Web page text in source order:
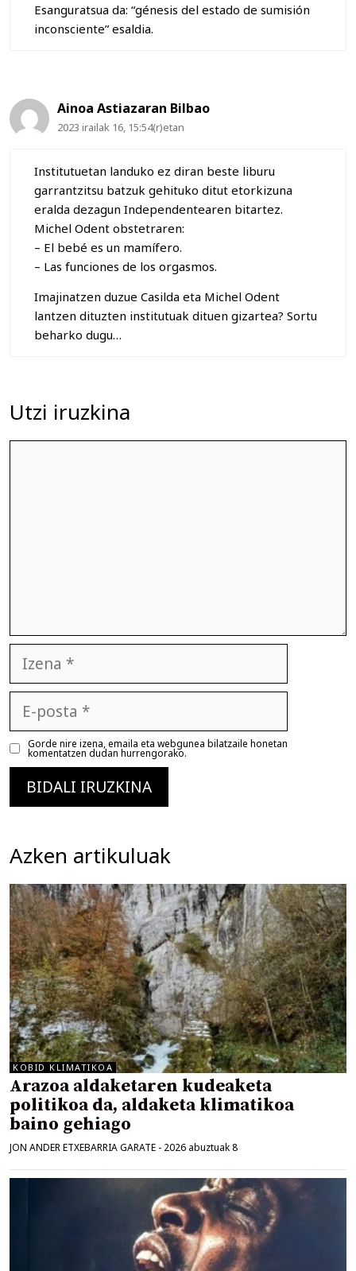
Esanguratsua da: “génesis del estado de sumisión
inconsciente” esaldia.
Ainoa Astiazaran Bilbao
2023 irailak 16, 15:54(r)etan
Institutuetan landuko ez diran beste liburu
garrantzitsu batzuk gehituko ditut etorkizuna
eralda dezagun Independentearen bitartez.
Michel Odent obstetraren:
– El bebé es un mamífero.
– Las funciones de los orgasmos.
Imajinatzen duzue Casilda eta Michel Odent
lantzen dituzten institutuak dituen gizartea? Sortu
beharko dugu…
Utzi iruzkina
posta
Gorde nire izena, emaila eta webgunea bilatzaile honetan
komentatzen dudan hurrengorako.
Azken artikuluak
KOBID KLIMATIKOA
Arazoa aldaketaren kudeaketa
politikoa da, aldaketa klimatikoa
baino gehiago
JON ANDER ETXEBARRIA GARATE - 2026 abuztuak 8